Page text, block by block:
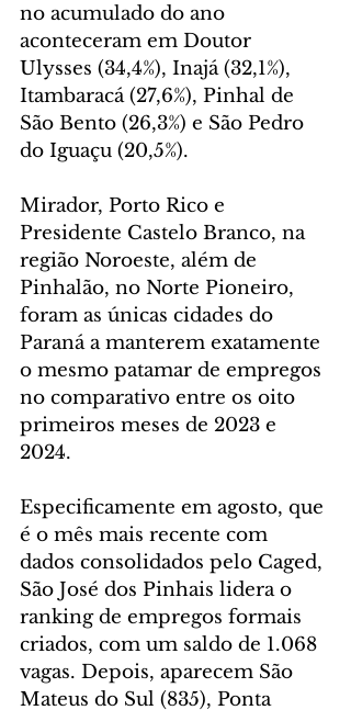
no acumulado do ano
aconteceram em Doutor
Ulysses (34,4%), Inajá (32,1%),
Itambaracá (27,6%), Pinhal de
São Bento (26,3%) e São Pedro
do Iguaçu (20,5%).
Mirador, Porto Rico e
Presidente Castelo Branco, na
região Noroeste, além de
Pinhalão, no Norte Pioneiro,
foram as únicas cidades do
Paraná a manterem exatamente
o mesmo patamar de empregos
no comparativo entre os oito
primeiros meses de 2023 e
2024.
Especificamente em agosto, que
é o mês mais recente com
dados consolidados pelo Caged,
São José dos Pinhais lidera o
ranking de empregos formais
criados, com um saldo de 1.068
vagas. Depois, aparecem São
Mateus do Sul (835), Ponta